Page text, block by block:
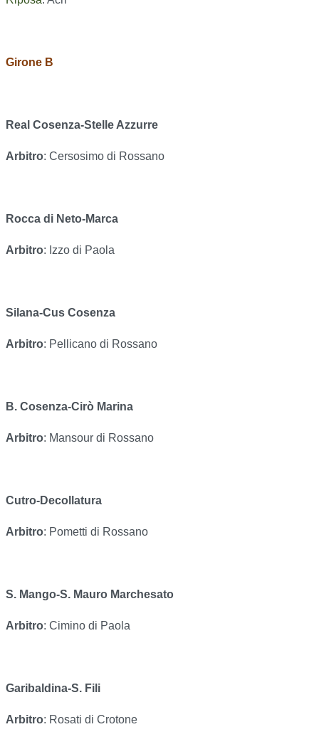
Girone B
Real Cosenza-Stelle Azzurre
Arbitro: Cersosimo di Rossano
Rocca di Neto-Marca
Arbitro: Izzo di Paola
Silana-Cus Cosenza
Arbitro: Pellicano di Rossano
B. Cosenza-Cirò Marina
Arbitro: Mansour di Rossano
Cutro-Decollatura
Arbitro: Pometti di Rossano
S. Mango-S. Mauro Marchesato
Arbitro: Cimino di Paola
Garibaldina-S. Fili
Arbitro: Rosati di Crotone